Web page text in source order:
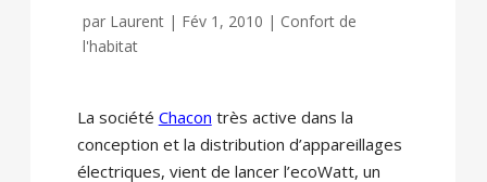
par Laurent| Fév 1, 2010 | Confort de
l'habitat
La société Chacon très active dans la
conception et la distribution d’appareillages
électriques, vient de lancer l’ecoWatt, un